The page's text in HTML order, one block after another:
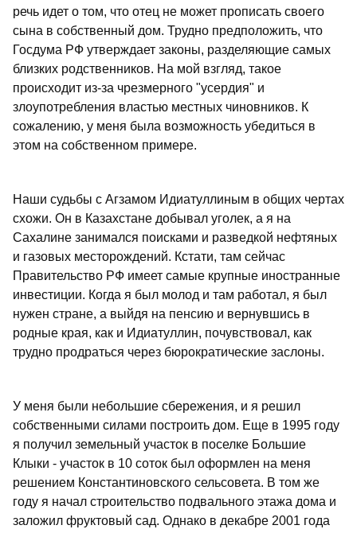
речь идет о том, что отец не может прописать своего
сына в собственный дом. Трудно предположить, что
Госдума РФ утверждает законы, разделяющие самых
близких родственников. На мой взгляд, такое
происходит из-за чрезмерного "усердия" и
злоупотребления властью местных чиновников. К
сожалению, у меня была возможность убедиться в
этом на собственном примере.
Наши судьбы с Агзамом Идиатуллиным в общих чертах
схожи. Он в Казахстане добывал уголек, а я на
Сахалине занимался поисками и разведкой нефтяных
и газовых месторождений. Кстати, там сейчас
Правительство РФ имеет самые крупные иностранные
инвестиции. Когда я был молод и там работал, я был
нужен стране, а выйдя на пенсию и вернувшись в
родные края, как и Идиатуллин, почувствовал, как
трудно продраться через бюрократические заслоны.
У меня были небольшие сбережения, и я решил
собственными силами построить дом. Еще в 1995 году
я получил земельный участок в поселке Большие
Клыки - участок в 10 соток был оформлен на меня
решением Константиновского сельсовета. В том же
году я начал строительство подвального этажа дома и
заложил фруктовый сад. Однако в декабре 2001 года